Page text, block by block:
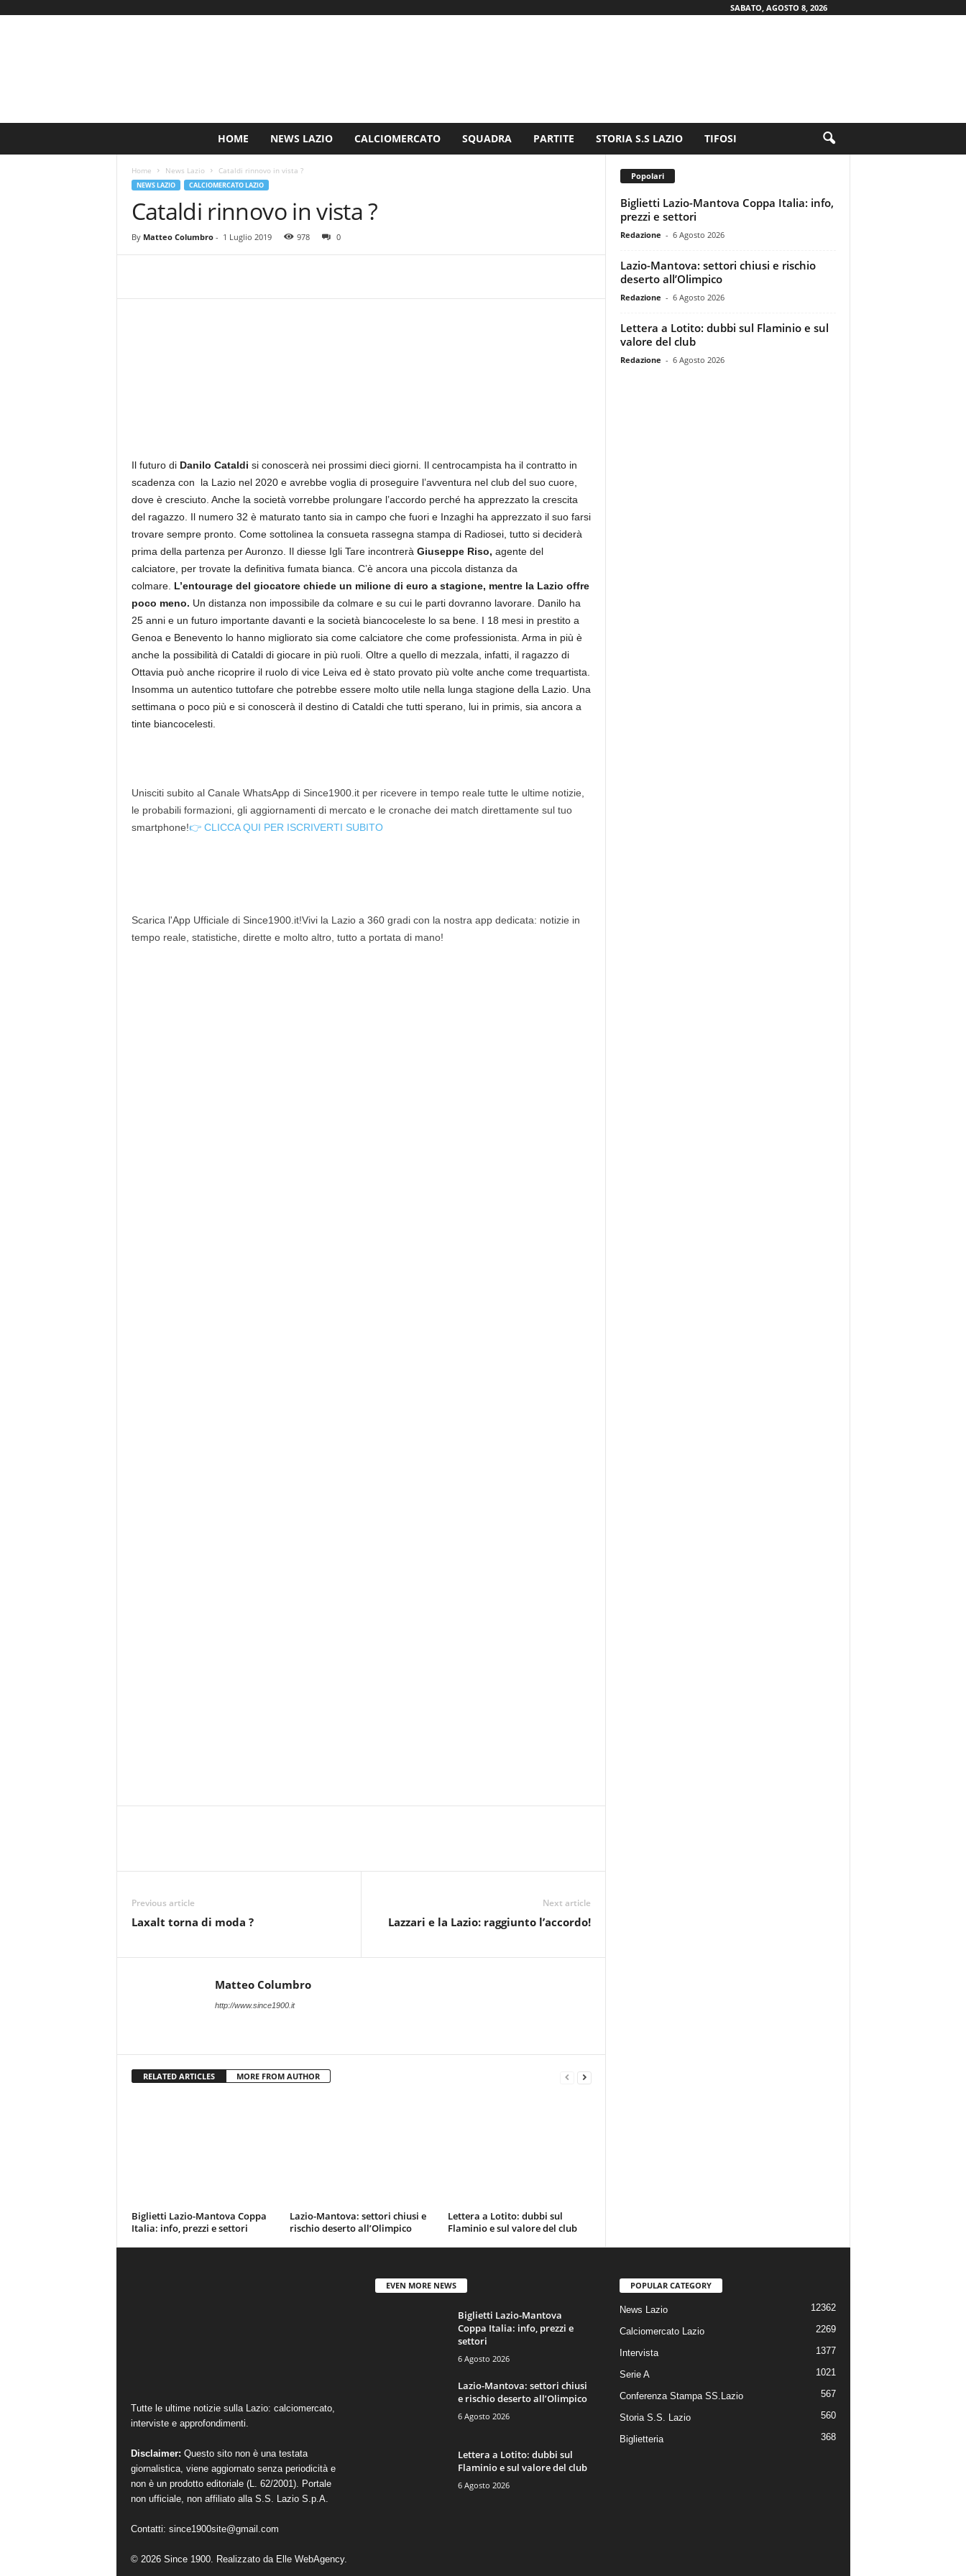
SABATO, AGOSTO 8, 2026
HOME NEWS LAZIO CALCIOMERCATO SQUADRA PARTITE STORIA S.S LAZIO TIFOSI
Home News Lazio Cataldi rinnovo in vista ?
NEWS LAZIO CALCIOMERCATO LAZIO
Cataldi rinnovo in vista ?
By Matteo Columbro- 1 Luglio 2019 978 0
Il futuro di Danilo Cataldi si conoscerà nei prossimi dieci giorni. Il centrocampista ha il contratto in
scadenza con la Lazio nel 2020 e avrebbe voglia di proseguire l’avventura nel club del suo cuore,
dove è cresciuto. Anche la società vorrebbe prolungare l’accordo perché ha apprezzato la crescita
del ragazzo. Il numero 32 è maturato tanto sia in campo che fuori e Inzaghi ha apprezzato il suo farsi
trovare sempre pronto. Come sottolinea la consueta rassegna stampa di Radiosei, tutto si deciderà
prima della partenza per Auronzo. Il diesse Igli Tare incontrerà Giuseppe Riso, agente del
calciatore, per trovate la definitiva fumata bianca. C’è ancora una piccola distanza da
colmare. L’entourage del giocatore chiede un milione di euro a stagione, mentre la Lazio offre
poco meno. Un distanza non impossibile da colmare e su cui le parti dovranno lavorare. Danilo ha
25 anni e un futuro importante davanti e la società biancoceleste lo sa bene. I 18 mesi in prestito a
Genoa e Benevento lo hanno migliorato sia come calciatore che come professionista. Arma in più è
anche la possibilità di Cataldi di giocare in più ruoli. Oltre a quello di mezzala, infatti, il ragazzo di
Ottavia può anche ricoprire il ruolo di vice Leiva ed è stato provato più volte anche come trequartista.
Insomma un autentico tuttofare che potrebbe essere molto utile nella lunga stagione della Lazio. Una
settimana o poco più e si conoscerà il destino di Cataldi che tutti sperano, lui in primis, sia ancora a
tinte biancocelesti.
Unisciti subito al Canale WhatsApp di Since1900.it per ricevere in tempo reale tutte le ultime notizie,
le probabili formazioni, gli aggiornamenti di mercato e le cronache dei match direttamente sul tuo
smartphone!👉 CLICCA QUI PER ISCRIVERTI SUBITO
Scarica l'App Ufficiale di Since1900.it!Vivi la Lazio a 360 gradi con la nostra app dedicata: notizie in
tempo reale, statistiche, dirette e molto altro, tutto a portata di mano!
Previous article
Laxalt torna di moda ?
Next article
Lazzari e la Lazio: raggiunto l’accordo!
Matteo Columbro
http://www.since1900.it
RELATED ARTICLES MORE FROM AUTHOR
Biglietti Lazio-Mantova Coppa
Italia: info, prezzi e settori
Lazio-Mantova: settori chiusi e
rischio deserto all’Olimpico
Lettera a Lotito: dubbi sul
Flaminio e sul valore del club
Popolari
Biglietti Lazio-Mantova Coppa Italia: info,
prezzi e settori
Redazione - 6 Agosto 2026
Lazio-Mantova: settori chiusi e rischio
deserto all’Olimpico
Redazione - 6 Agosto 2026
Lettera a Lotito: dubbi sul Flaminio e sul
valore del club
Redazione - 6 Agosto 2026
Tutte le ultime notizie sulla Lazio: calciomercato,
interviste e approfondimenti.
Disclaimer: Questo sito non è una testata
giornalistica, viene aggiornato senza periodicità e
non è un prodotto editoriale (L. 62/2001). Portale
non ufficiale, non affiliato alla S.S. Lazio S.p.A.
Contatti: since1900site@gmail.com
© 2026 Since 1900. Realizzato da Elle WebAgency.
EVEN MORE NEWS
Biglietti Lazio-Mantova
Coppa Italia: info, prezzi e
settori
6 Agosto 2026
Lazio-Mantova: settori chiusi
e rischio deserto all’Olimpico
6 Agosto 2026
Lettera a Lotito: dubbi sul
Flaminio e sul valore del club
6 Agosto 2026
POPULAR CATEGORY
News Lazio 12362
Calciomercato Lazio 2269
Intervista 1377
Serie A 1021
Conferenza Stampa SS.Lazio 567
Storia S.S. Lazio 560
Biglietteria 368